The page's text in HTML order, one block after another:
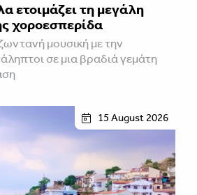
ετοιμάζει τη μεγάλη
χοροεσπερίδα
μουσική με την
σε μια βραδιά γεμάτη
15 August 2026